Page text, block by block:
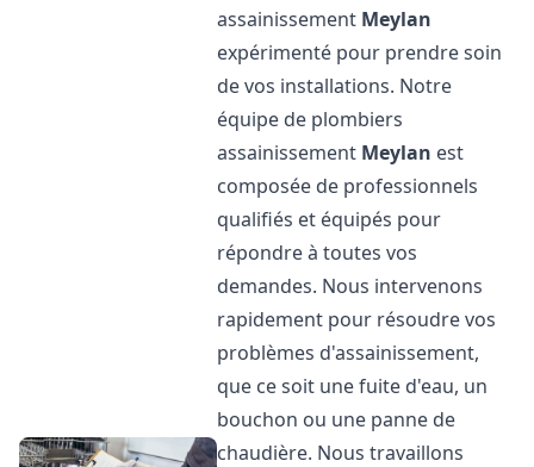
assainissement Meylan
expérimenté pour prendre soin
de vos installations. Notre
équipe de plombiers
assainissement Meylan est
composée de professionnels
qualifiés et équipés pour
répondre à toutes vos
demandes. Nous intervenons
rapidement pour résoudre vos
problèmes d'assainissement,
que ce soit une fuite d'eau, un
bouchon ou une panne de
chaudière. Nous travaillons